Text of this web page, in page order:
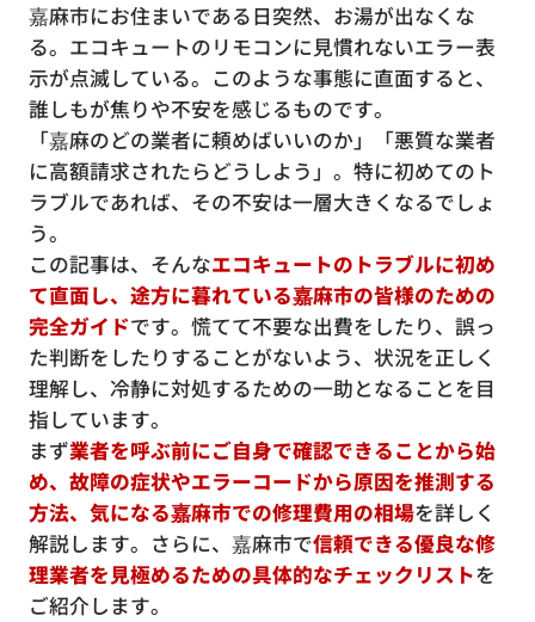
嘉麻市にお住まいである日突然、お湯が出なくな
る。エコキュートのリモコンに見慣れないエラー表
示が点滅している。このような事態に直面すると、
誰しもが焦りや不安を感じるものです。
「嘉麻のどの業者に頼めばいいのか」「悪質な業者
に高額請求されたらどうしよう」。特に初めてのト
ラブルであれば、その不安は一層大きくなるでしょ
う。
この記事は、そんなエコキュートのトラブルに初め
て直面し、途方に暮れている嘉麻市の皆様のための
完全ガイドです。慌てて不要な出費をしたり、誤っ
た判断をしたりすることがないよう、状況を正しく
理解し、冷静に対処するための一助となることを目
指しています。
まず業者を呼ぶ前にご自身で確認できることから始
め、故障の症状やエラーコードから原因を推測する
方法、気になる嘉麻市での修理費用の相場を詳しく
解説します。さらに、嘉麻市で信頼できる優良な修
理業者を見極めるための具体的なチェックリストを
ご紹介します。